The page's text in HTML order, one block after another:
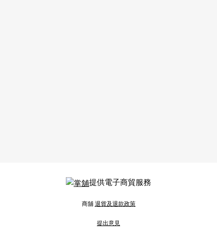
提供電子商貿服務
商舖退貨及退款政策
提出意見